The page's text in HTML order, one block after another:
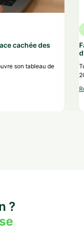
cachée des
son tableau de
?